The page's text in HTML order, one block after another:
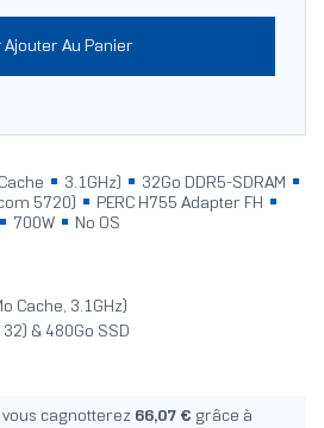
Ajouter Au Panier
3.1GHz)
32Go DDR5-SDRAM
5720)
PERC H755 Adapter FH
700W No OS
Cache, 3.1GHz)
32) & 480Go SSD
cagnotterez 66,07 € grâce à